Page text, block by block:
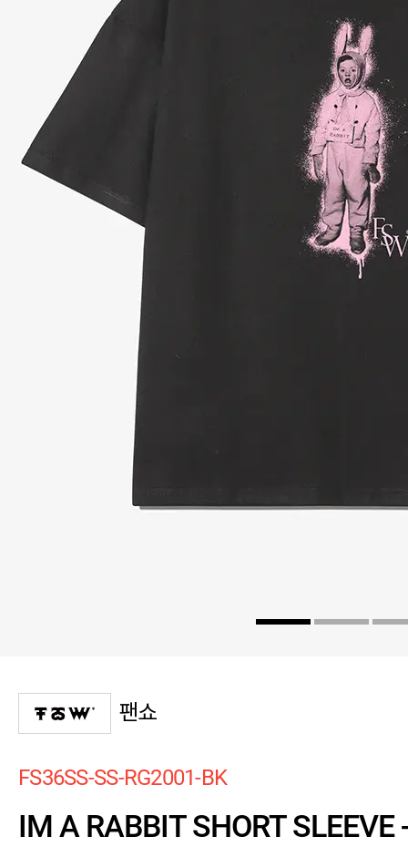
팬쇼
FS36SS-SS-RG2001-BK
IM A RABBIT SHORT SLEEVE